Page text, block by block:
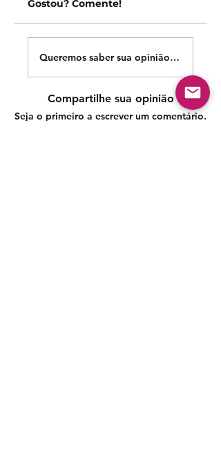
Gostou? Comente!
Queremos saber sua opinião sobre
Compartilhe sua opinião
Seja o primeiro a escrever um comentário.